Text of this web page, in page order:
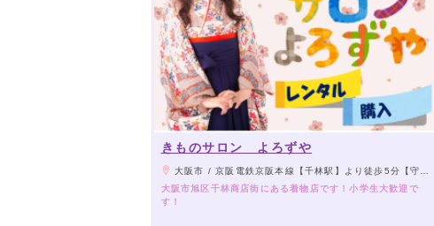
きものサロン よろずや
大阪市 / 京阪電鉄京阪本線【千林駅】より徒歩5分【守口市駅】より約10分／大阪市営地下鉄谷町線【千林大宮駅】より徒歩8分／大阪市営バス【千林】より徒歩8分
大阪市旭区千林商店街にある着物店です！小学生大歓迎で
す！